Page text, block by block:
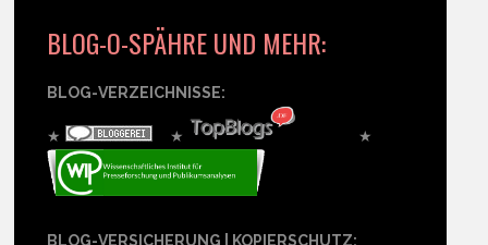
BLOG-O-SPÄHRE UND MEHR:
BLOG-VERZEICHNISSE:
★ ★ ★
BLOG-VERSICHERUNG | KOPIERSCHUTZ: